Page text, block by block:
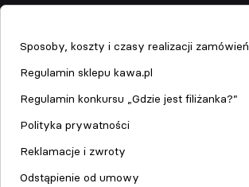
Sposoby, koszty i czasy realizacji zamówień
Regulamin sklepu kawa.pl
Regulamin konkursu „Gdzie jest filiżanka?”
Polityka prywatności
Reklamacje i zwroty
Odstąpienie od umowy